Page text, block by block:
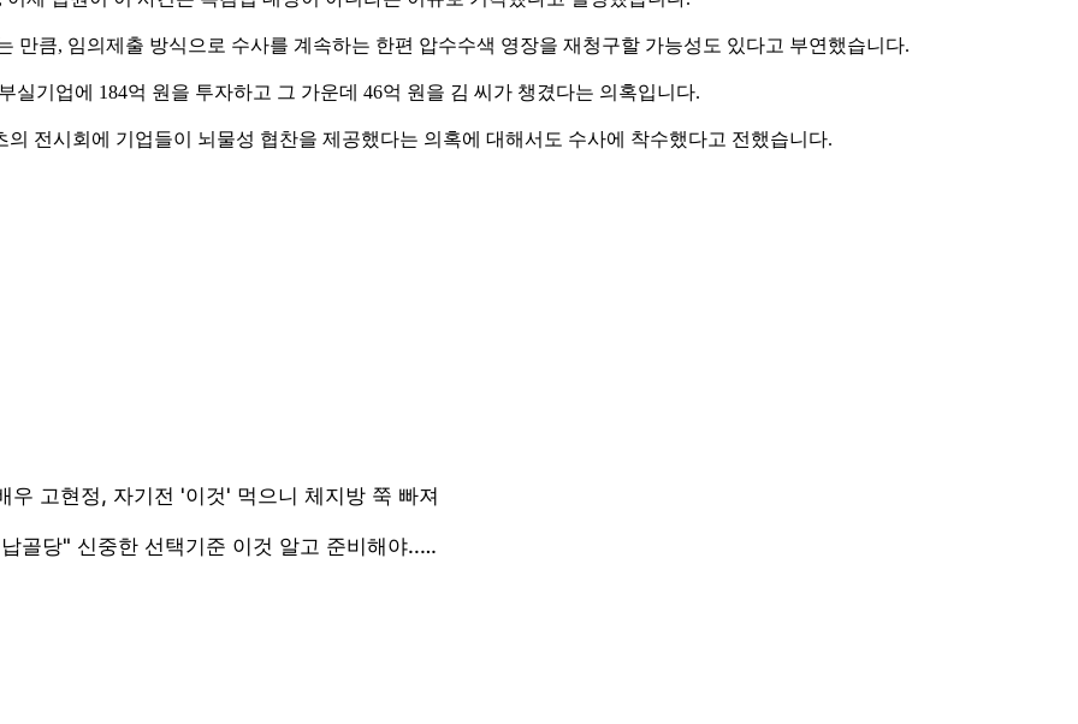
만큼, 임의제출 방식으로 수사를 계속하는 한편 압수수색 영장을 재청구할 가능성도 있다고 부연했습니다.
기업에 184억 원을 투자하고 그 가운데 46억 원을 김 씨가 챙겼다는 의혹입니다.
전시회에 기업들이 뇌물성 협찬을 제공했다는 의혹에 대해서도 수사에 착수했다고 전했습니다.